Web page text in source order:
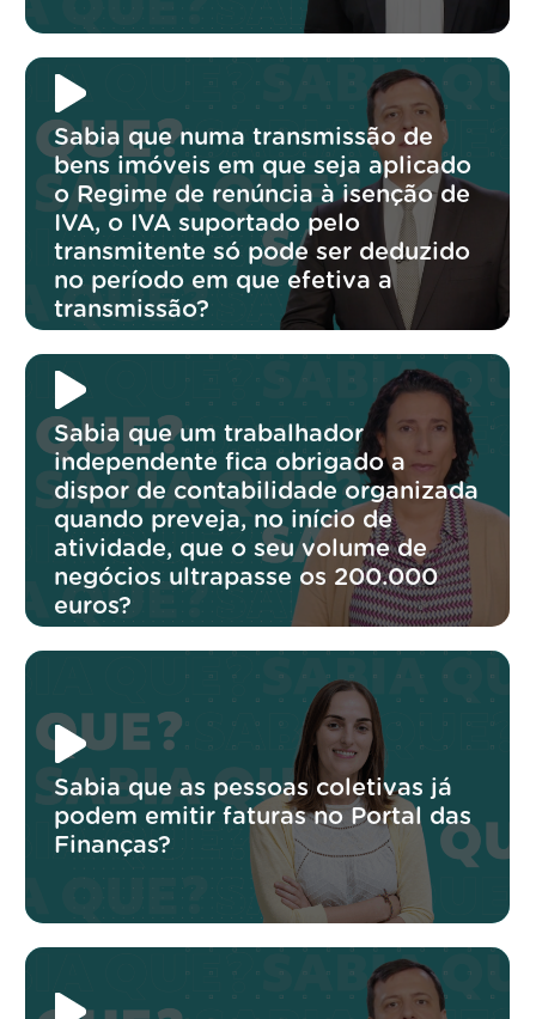
Sabia que numa transmissão de
bens imóveis em que seja aplicado
o Regime de renúncia à isenção de
IVA, o IVA suportado pelo
transmitente só pode ser deduzido
no período em que efetiva a
transmissão?
Sabia que um trabalhador
independente fica obrigado a
dispor de contabilidade organizada
quando preveja, no início de
atividade, que o seu volume de
negócios ultrapasse os 200.000
euros?
Sabia que as pessoas coletivas já
podem emitir faturas no Portal das
Finanças?